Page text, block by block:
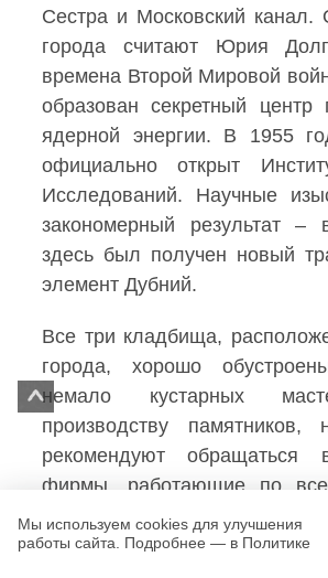
Сестра и Московский канал.
города считают Юрия
времена Второй Мировой
образован секретный центр
ядерной энергии. В 1955
официально открыт
Исследований. Научные
закономерный результат –
здесь был получен новый
элемент Дубний.
Все три кладбища,
города, хорошо
немало кустарных
производству памятников,
рекомендуют обращаться
фирмы, работающие по
Мособласти. Кроме
качества, они
Мы используем cookies для улучшения
работы сайта. Подробнее — в Политике